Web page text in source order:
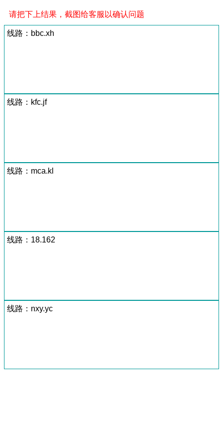
请把下上结果，截图给客服以确认问题
线路：bbc.xh
线路：kfc.jf
线路：mca.kl
线路：18.162
线路：nxy.yc